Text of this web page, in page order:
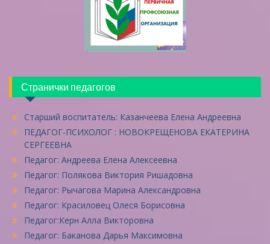
Странички педагогов
Старший воспитатель: Казанчеева Елена Андреевна
ПЕДАГОГ-ПСИХОЛОГ : НОВОКРЕЩЕНОВА ЕКАТЕРИНА
СЕРГЕЕВНА
Педагог: Андреева Елена Алексеевна
Педагог: Полякова Виктория Ришадовна
Педагог: Рычагова Марина Александровна
Педагог: Красиловец Олеся Борисовна
Педагог:Керн Алла Викторовна
Педагог: Баканова Дарья Максимовна